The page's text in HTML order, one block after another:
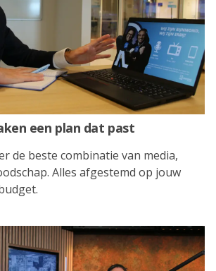
een plan dat past
de beste combinatie van media,
Alles afgestemd op jouw